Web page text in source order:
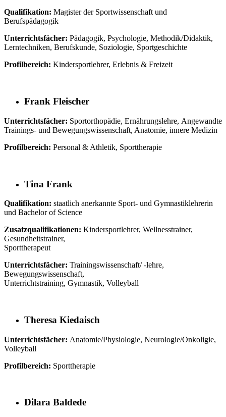
Qualifikation: Magister der Sportwissenschaft und
Berufspädagogik
Unterrichtsfächer: Pädagogik, Psychologie, Methodik/Didaktik,
Lerntechniken, Berufskunde, Soziologie, Sportgeschichte
Profilbereich: Kindersportlehrer, Erlebnis & Freizeit
Frank Fleischer
Unterrichtsfächer: Sportorthopädie, Ernährungslehre, Angewandte
Trainings- und Bewegungswissenschaft, Anatomie, innere Medizin
Profilbereich: Personal & Athletik, Sporttherapie
Tina Frank
Qualifikation: staatlich anerkannte Sport- und Gymnastiklehrerin
und Bachelor of Science
Zusatzqualifikationen: Kindersportlehrer, Wellnesstrainer,
Gesundheitstrainer,
Sporttherapeut
Unterrichtsfächer: Trainingswissenschaft/ -lehre,
Bewegungswissenschaft,
Unterrichtstraining, Gymnastik, Volleyball
Theresa Kiedaisch
Unterrichtsfächer: Anatomie/Physiologie, Neurologie/Onkoligie,
Volleyball
Profilbereich: Sporttherapie
Dilara Baldede